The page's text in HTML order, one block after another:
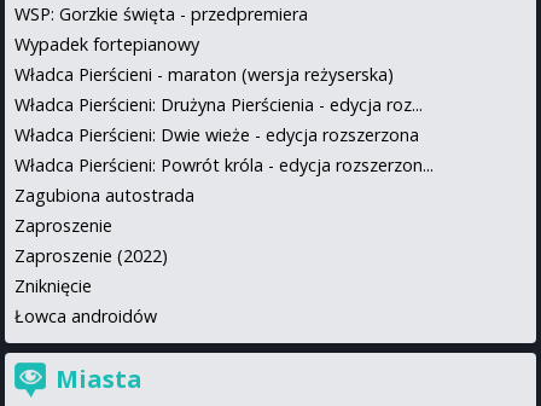
WSP: Gorzkie święta - przedpremiera
Wypadek fortepianowy
Władca Pierścieni - maraton (wersja reżyserska)
Władca Pierścieni: Drużyna Pierścienia - edycja roz...
Władca Pierścieni: Dwie wieże - edycja rozszerzona
Władca Pierścieni: Powrót króla - edycja rozszerzon...
Zagubiona autostrada
Zaproszenie
Zaproszenie (2022)
Zniknięcie
Łowca androidów
Miasta